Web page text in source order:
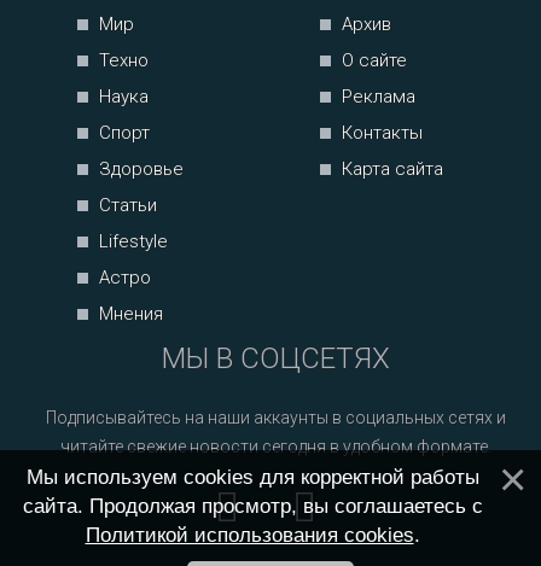
Мир
Техно
Наука
Спорт
Здоровье
Статьи
Lifestyle
Астро
Мнения
Архив
О сайте
Реклама
Контакты
Карта сайта
МЫ В СОЦСЕТЯХ
Подписывайтесь на наши аккаунты в социальных сетях и
читайте свежие новости сегодня в удобном формате.
Мы используем cookies для корректной работы
сайта. Продолжая просмотр, вы соглашаетесь с
Политикой использования cookies.